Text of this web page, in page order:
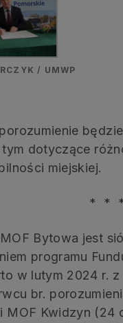
/ UMWP
dotyczące
miejskiej.
* * *
Bytowa jest
programu
w lutym 2024 r.
br.
Kwidzyn (24